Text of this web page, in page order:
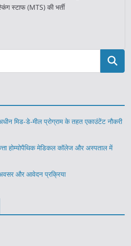
स्टाफ (MTS) की भर्ती
मिड-डे-मील प्रोग्राम के तहत एकाउंटेंट नौकरी
होम्योपैथिक मेडिकल कॉलेज और अस्पताल में
और आवेदन प्रक्रिया